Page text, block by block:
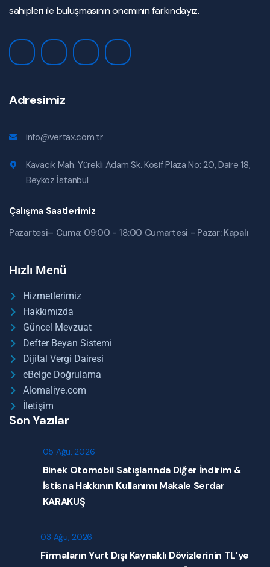
sahipleri ile buluşmasının öneminin farkındayız.
Adresimiz
info@vertax.com.tr
Kavacık Mah. Yürekli Adam Sk. Kosif Plaza No: 20, Daire 18,
Beykoz İstanbul
Çalışma Saatlerimiz
Pazartesi– Cuma: 09:00 - 18:00 Cumartesi - Pazar: Kapalı
Hızlı Menü
Hizmetlerimiz
Hakkımızda
Güncel Mevzuat
Defter Beyan Sistemi
Dijital Vergi Dairesi
eBelge Doğrulama
Alomaliye.com
İletişim
Son Yazılar
05 Ağu, 2026
Binek Otomobil Satışlarında Diğer İndirim &
İstisna Hakkının Kullanımı Makale Serdar
KARAKUŞ
03 Ağu, 2026
Firmaların Yurt Dışı Kaynaklı Dövizlerinin TL’ye